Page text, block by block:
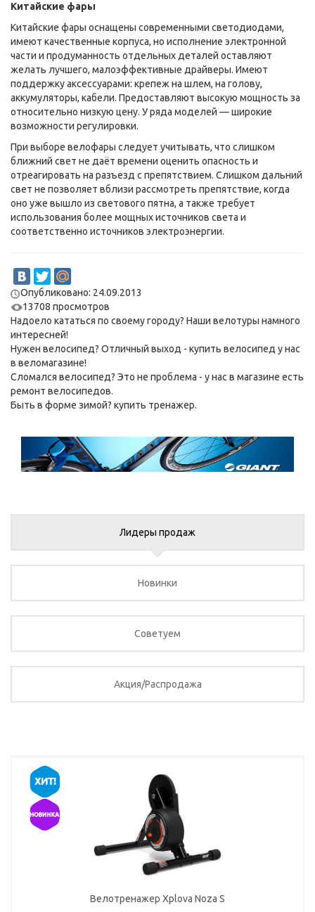
Китайские фары
Китайские фары оснащены современными светодиодами,
имеют качественные корпуса, но исполнение электронной
части и продуманность отдельных деталей оставляют
желать лучшего, малоэффективные драйверы. Имеют
поддержку аксессуарами: крепеж на шлем, на голову,
аккумуляторы, кабели. Предоставляют высокую мощность за
относительно низкую цену. У ряда моделей — широкие
возможности регулировки.
При выборе велофары следует учитывать, что слишком
ближний свет не даёт времени оценить опасность и
отреагировать на разъезд с препятствием. Слишком дальний
свет не позволяет вблизи рассмотреть препятствие, когда
оно уже вышло из светового пятна, а также требует
использования более мощных источников света и
соответственно источников электроэнергии.
Опубликовано: 24.09.2013
13708 просмотров
Надоело кататься по своему городу? Наши велотуры намного
интересней!
Нужен велосипед? Отличный выход - купить велосипед у нас
в веломагазине!
Сломался велосипед? Это не проблема - у нас в магазине есть
ремонт велосипедов.
Быть в форме зимой? купить тренажер.
Лидеры продаж
Новинки
Советуем
Акция/Распродажа
Велотренажер Xplova Noza S